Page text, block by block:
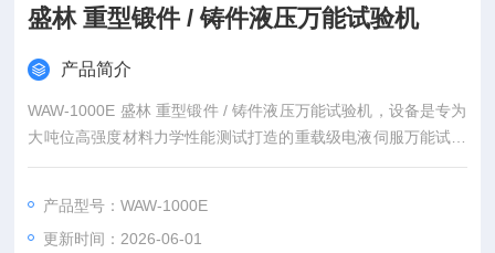
盛林 重型锻件 / 铸件液压万能试验机
产品简介
WAW-1000E 盛林 重型锻件 / 铸件液压万能试验机，设备是专为
大吨位高强度材料力学性能测试打造的重载级电液伺服万能试验
机，采用油缸上置式 6 立柱结构设计，整机刚性与受力均匀性较
属材料的拉伸、压缩、弯曲、剪切等全项力学试验，是建筑工
程、冶金重工、风电交通及科研质检领域的核心检测装备。
产品型号：WAW-1000E
更新时间：2026-06-01